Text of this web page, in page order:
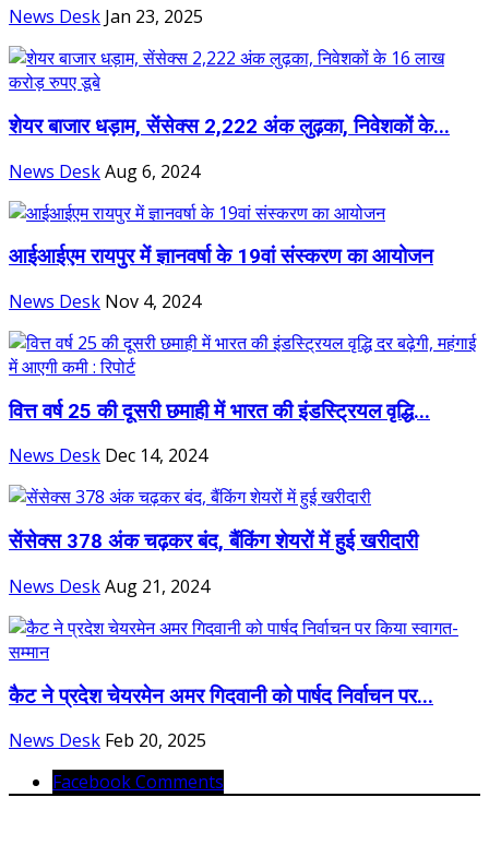
News Desk Jan 23, 2025
शेयर बाजार धड़ाम, सेंसेक्स 2,222 अंक लुढ़का, निवेशकों के...
News DeskAug 6, 2024
आईआईएम रायपुर में ज्ञानवर्षा के 19वां संस्करण का आयोजन
News Desk Nov 4, 2024
वित्त वर्ष 25 की दूसरी छमाही में भारत की इंडस्ट्रियल वृद्धि...
News Desk Dec 14, 2024
सेंसेक्स 378 अंक चढ़कर बंद, बैंकिंग शेयरों में हुई खरीदारी
News DeskAug 21, 2024
कैट ने प्रदेश चेयरमेन अमर गिदवानी को पार्षद निर्वाचन पर...
News Desk Feb 20, 2025
Facebook Comments